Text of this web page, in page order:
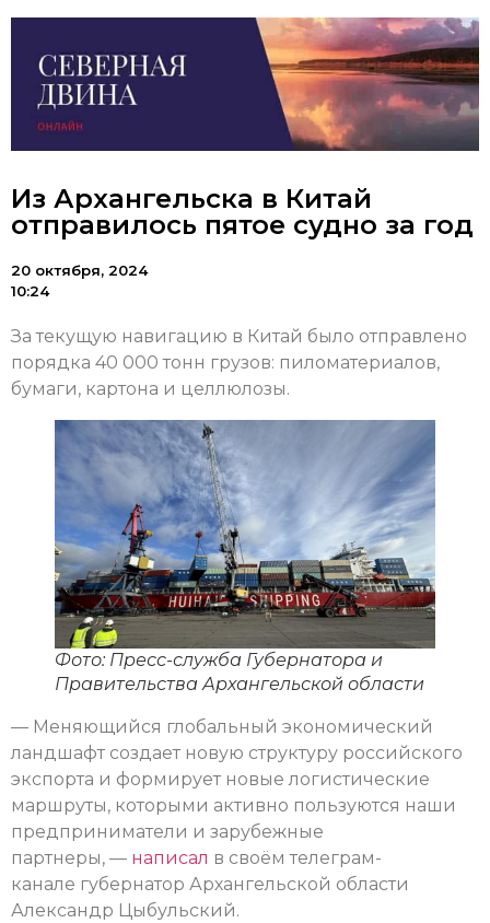
Из Архангельска в Китай
отправилось пятое судно за год
20 октября, 2024
10:24
За текущую навигацию в Китай было отправлено
порядка 40 000 тонн грузов: пиломатериалов,
бумаги, картона и целлюлозы.
Фото: Пресс-служба Губернатора и
Правительства Архангельской области
— Меняющийся глобальный экономический
ландшафт создает новую структуру российского
экспорта и формирует новые логистические
маршруты, которыми активно пользуются наши
предприниматели и зарубежные
партнеры, — написал в своём телеграм-
канале губернатор Архангельской области
Александр Цыбульский.